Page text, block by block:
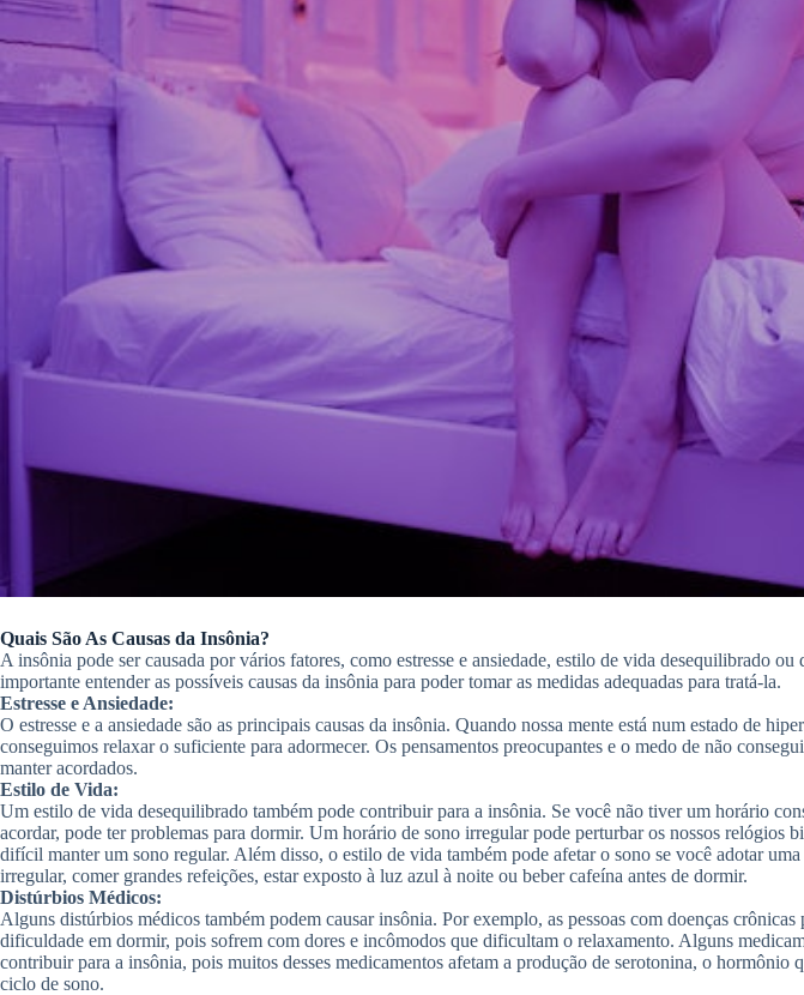
Quais São As Causas da Insônia?
A insônia pode ser causada por vários fatores, como estresse e ansiedade, estilo de vida desequilibrado ou
importante entender as possíveis causas da insônia para poder tomar as medidas adequadas para tratá-la.
Estresse e Ansiedade:
O estresse e a ansiedade são as principais causas da insônia. Quando nossa mente está num estado de
conseguimos relaxar o suficiente para adormecer. Os pensamentos preocupantes e o medo de não
manter acordados.
Estilo de Vida:
Um estilo de vida desequilibrado também pode contribuir para a insônia. Se você não tiver um horário
acordar, pode ter problemas para dormir. Um horário de sono irregular pode perturbar os nossos relógios
difícil manter um sono regular. Além disso, o estilo de vida também pode afetar o sono se você adotar
irregular, comer grandes refeições, estar exposto à luz azul à noite ou beber cafeína antes de dormir.
Distúrbios Médicos:
Alguns distúrbios médicos também podem causar insônia. Por exemplo, as pessoas com doenças crônicas
dificuldade em dormir, pois sofrem com dores e incômodos que dificultam o relaxamento. Alguns
contribuir para a insônia, pois muitos desses medicamentos afetam a produção de serotonina, o hormônio
ciclo de sono.